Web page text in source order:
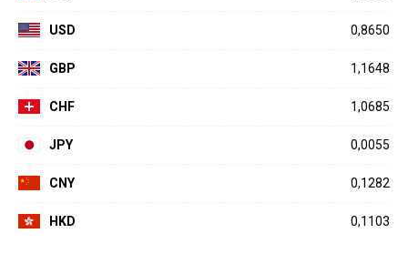
USD 0,8650
GBP 1,1648
CHF 1,0685
JPY 0,0055
CNY 0,1282
HKD 0,1103